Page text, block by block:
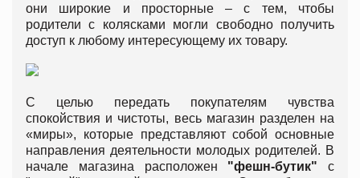
они широкие и просторные – с тем, чтобы
родители с колясками могли свободно получить
доступ к любому интересующему их товару.
С целью передать покупателям чувства
спокойствия и чистоты, весь магазин разделен на
«миры», которые представляют собой основные
направления деятельности молодых родителей. В
начале магазина расположен "фешн-бутик" с